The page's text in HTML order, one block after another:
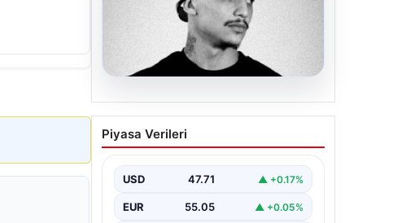
06.08.2026
Klibinde silah kullanan
rapçi Yuşa Keskin ile 3
serbest bırakıldı
Piyasa Verileri
USD 47.71 ▲ +0.17%
EUR 55.05 ▲ +0.05%